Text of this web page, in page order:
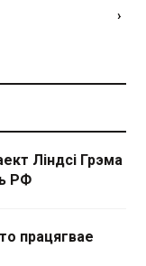
›
Ліндсі Грэма
РФ
працягвае